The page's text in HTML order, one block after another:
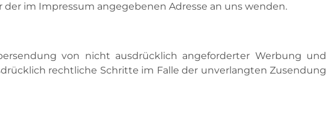
im Impressum angegebenen Adresse an uns wenden.
von nicht ausdrücklich angeforderter Werbung und
rechtliche Schritte im Falle der unverlangten Zusendung